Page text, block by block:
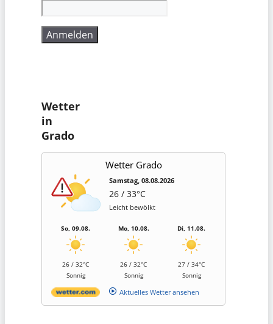
Wetter
in
Grado
Wetter Grado
Samstag, 08.08.2026
26 / 33°C
Leicht bewölkt
So, 09.08.
26 / 32°C
Sonnig
Mo, 10.08.
26 / 32°C
Sonnig
Di, 11.08.
27 / 34°C
Sonnig
Aktuelles Wetter ansehen